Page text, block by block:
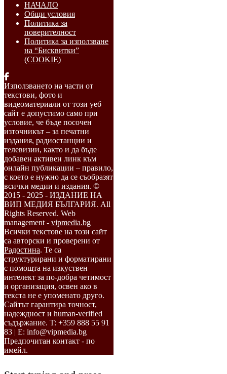
НАЧАЛО
Общи условия
Политика за
поверителност
Политика за използване
на “Бисквитки”
(COOKIE)
Използването на части от
текстови, фото и
видеоматериали от този уеб
сайт е допустимо само при
условие, че бъде посочен
източникът – за печатни
издания, радиостанции и
телевизии, както и да бъде
добавен активен линк към
онлайн публикации – правило,
с което е нужно да се съобразят
всички медии и издания. ©
2015 - 2025 - ИЗДАНИЕ НА
ВИП МЕДИЯ БЪЛГАРИЯ. All
Rights Reserved. Web
management - vipmedia.bg
Всички текстове на този сайт
са авторски и проверени от
Радостина. Те са
структурирани и форматирани
с помощта на изкуствен
интелект за по-добра четимост
и организация, освен ако в
текста не е упоменато друго.
Сайтът гарантира точност,
надеждност и human-verified
съдържание. T: +359 888 55 91
83 | E: info@vipmedia.bg
Предпочитан контакт - по
имейл.